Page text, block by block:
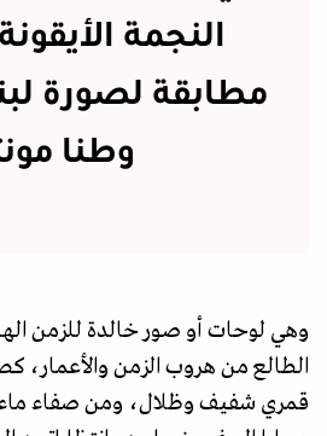
النجمة
مطابقة لصورة
وطنا
وهي لوحات أو صور خالدة للزمن
الطالع من هروب الزمن والأعمار،
قمري شفيف وظلال، ومن صفاء ماء